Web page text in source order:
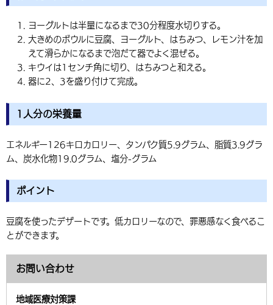
ヨーグルトは半量になるまで30分程度水切りする。
大きめのボウルに豆腐、ヨーグルト、はちみつ、レモン汁を加
えて滑らかになるまで泡だて器でよく混ぜる。
キウイは1センチ角に切り、はちみつと和える。
器に2、3を盛り付けて完成。
1人分の栄養量
エネルギー126キロカロリー、タンパク質5.9グラム、脂質3.9グラ
ム、炭水化物19.0グラム、塩分-グラム
ポイント
豆腐を使ったデザートです。低カロリーなので、罪悪感なく食べるこ
とができます。
お問い合わせ
地域医療対策課